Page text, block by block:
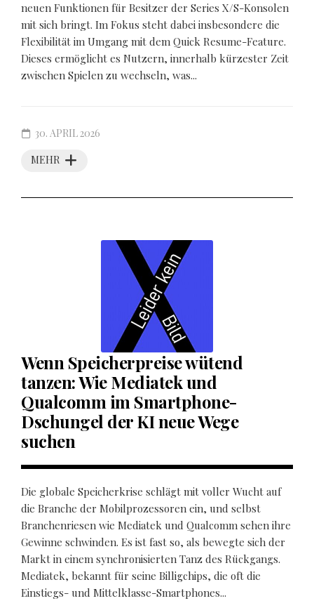
neuen Funktionen für Besitzer der Series X/S-Konsolen
mit sich bringt. Im Fokus steht dabei insbesondere die
Flexibilität im Umgang mit dem Quick Resume-Feature.
Dieses ermöglicht es Nutzern, innerhalb kürzester Zeit
zwischen Spielen zu wechseln, was...
MEHR
30. APRIL 2026
Wenn Speicherpreise wütend
tanzen: Wie Mediatek und
Qualcomm im Smartphone-
Dschungel der KI neue Wege
suchen
Die globale Speicherkrise schlägt mit voller Wucht auf
die Branche der Mobilprozessoren ein, und selbst
Branchenriesen wie Mediatek und Qualcomm sehen ihre
Gewinne schwinden. Es ist fast so, als bewegte sich der
Markt in einem synchronisierten Tanz des Rückgangs.
Mediatek, bekannt für seine Billigchips, die oft die
Einstiegs- und Mittelklasse-Smartphones...